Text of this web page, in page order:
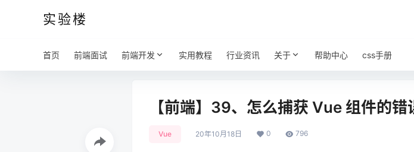
实验楼
首页 前端面试 前端开发 实用教程 行业资讯 关于 帮助中心 css手册
【前端】39、怎么捕获 Vue 组件的错
Vue 20年10月18日 0 796